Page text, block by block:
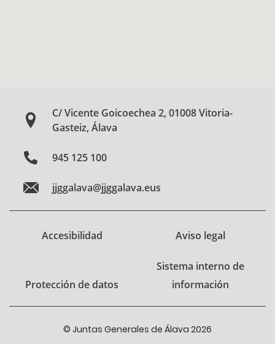
C/ Vicente Goicoechea 2, 01008 Vitoria-
Gasteiz, Álava
945 125 100
jjggalava@jjggalava.eus
Accesibilidad Aviso legal
Protección de datos
Sistema interno de
información
© Juntas Generales de Álava 2026